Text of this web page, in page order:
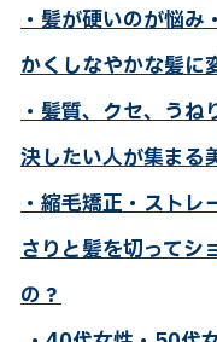
・髪が硬いのが悩
かくしなやかな髪に
・髪質、クセ、う
決したい人が集まる
・縮毛矯正・ストレ
さりと髪を切ってシ
の？